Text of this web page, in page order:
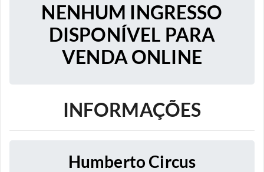
NENHUM INGRESSO
DISPONÍVEL PARA
VENDA ONLINE
INFORMAÇÕES
Humberto Circus